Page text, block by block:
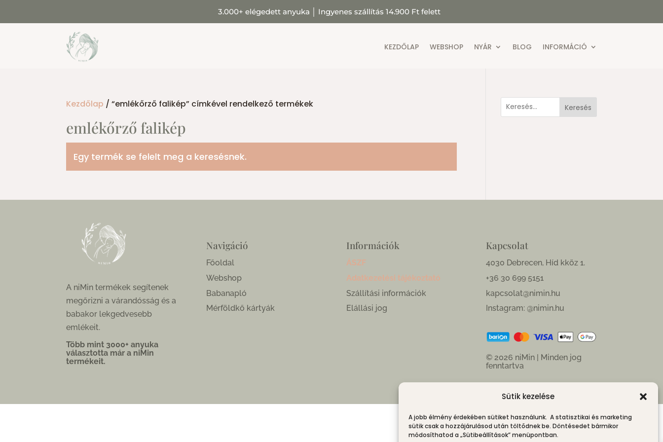
Sütik kezelése
A jobb élmény érdekében sütiket használunk. A statisztikai és marketing
sütik csak a hozzájárulásod után töltődnek be. Döntésedet bármikor
módosíthatod a „Sütibeállítások” menüpontban.
3.000+ elégedett anyuka Ingyenes szállítás 14.900 Ft felett
KEZDŐLAP WEBSHOP NYÁR BLOG INFORMÁCIÓ
Kezdőlap / “emlékőrző falikép” címkével rendelkező termékek
emlékőrző falikép
Egy termék se felelt meg a keresésnek.
Keresés
A niMin termékek segítenek
megőrizni a várandósság és a
babakor lekgedvesebb
emlékeit.
Több mint 3000+ anyuka
választotta már a niMin
termékeit.
Navigáció
Főoldal
Webshop
Babanapló
Mérföldkő kártyák
Információk
ÁSZF
Adatkezelési tájékoztató
Szállítási információk
Elállási jog
Kapcsolat
4030 Debrecen, Híd kköz 1.
+36 30 699 5151
kapcsolat@nimin.hu
Instagram: @nimin.hu
© 2026 niMin | Minden jog
fenntartva